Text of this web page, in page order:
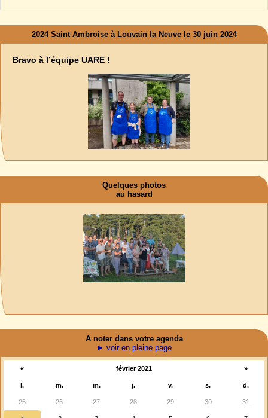
2024 Saint Ambroise à Louvain la Neuve le 30 juin 2024
Bravo à l’équipe UARE !
Quelques photos
au hasard
A noter dans votre agenda
► voir en pleine page
« février 2021 »
l. m. m. j. v. s. d.
25 26 27 28 29 30 31